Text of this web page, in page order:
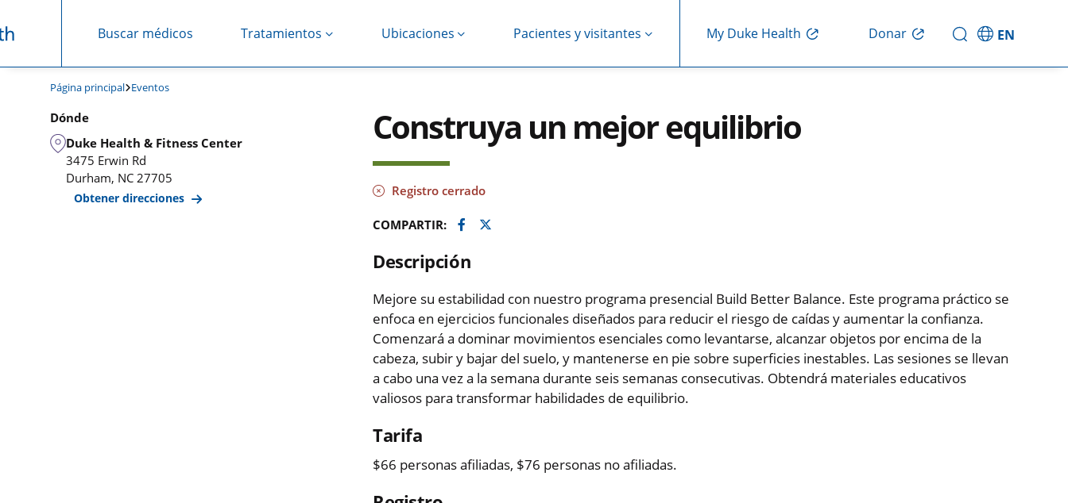
Buscar médicos Tratamientos Ubicaciones Pacientes y visitantes My Duke Health Donar EN
Página principal Eventos
Dónde
Duke Health & Fitness Center
3475 Erwin Rd
Durham, NC 27705
Obtener direcciones
Construya un mejor equilibrio
Registro cerrado
COMPARTIR: Facebook
Twitter
Descripción
Mejore su estabilidad con nuestro programa presencial Build Better Balance. Este programa práctico se
enfoca en ejercicios funcionales diseñados para reducir el riesgo de caídas y aumentar la confianza.
Comenzará a dominar movimientos esenciales como levantarse, alcanzar objetos por encima de la
cabeza, subir y bajar del suelo, y mantenerse en pie sobre superficies inestables. Las sesiones se llevan
a cabo una vez a la semana durante seis semanas consecutivas. Obtendrá materiales educativos
valiosos para transformar habilidades de equilibrio.
Tarifa
$66 personas afiliadas, $76 personas no afiliadas.